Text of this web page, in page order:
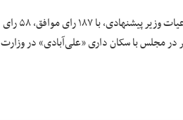
نمایندگان مجلس بعد از استماع نظرات موافقان و مخالفان و دفاعیات وزیر پیشنهادی، با ۱۸۷ رای موافق، ۵۸ رای
باطله از مجموع ۲۵۵ نماینده حاضر در مجلس با سکان داری ‌«علی‌آبادی» در وزارت